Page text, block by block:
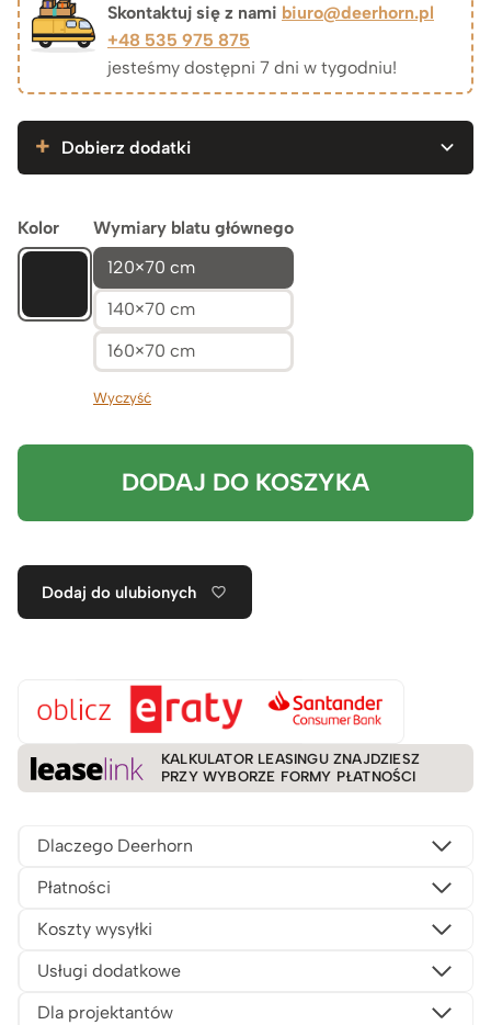
1.499zł
do
Skontaktuj się z nami biuro@deerhorn.pl
+48 535 975 875
jesteśmy dostępni 7 dni w tygodniu!
Dobierz dodatki
Kolor
Wymiary blatu głównego
120×70 cm
140×70 cm
160×70 cm
Wyczyść
DODAJ DO KOSZYKA
Dodaj do ulubionych
KALKULATOR LEASINGU ZNAJDZIESZ
PRZY WYBORZE FORMY PŁATNOŚCI
Dlaczego Deerhorn
Płatności
Koszty wysyłki
Usługi dodatkowe
Dla projektantów